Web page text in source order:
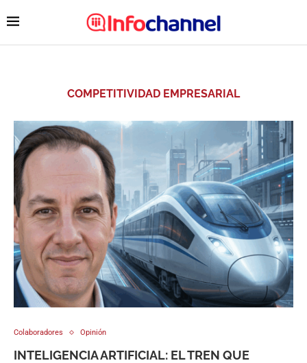
COMPETITIVIDAD EMPRESARIAL
Colaboradores Opinión
INTELIGENCIA ARTIFICIAL: EL TREN QUE